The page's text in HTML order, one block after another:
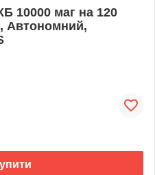
10000 маг на 120
Автономний,